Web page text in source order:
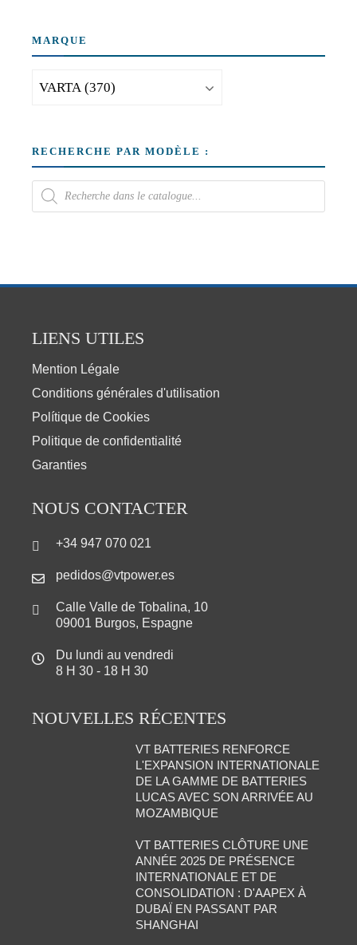
MARQUE
RECHERCHE PAR MODÈLE :
LIENS UTILES
Mention Légale
Conditions générales d'utilisation
Polítique de Cookies
Politique de confidentialité
Garanties
NOUS CONTACTER
+34 947 070 021
pedidos@vtpower.es
Calle Valle de Tobalina, 10
09001 Burgos, Espagne
Du lundi au vendredi
8 H 30 - 18 H 30
NOUVELLES RÉCENTES
VT BATTERIES RENFORCE
L'EXPANSION INTERNATIONALE
DE LA GAMME DE BATTERIES
LUCAS AVEC SON ARRIVÉE AU
MOZAMBIQUE
VT BATTERIES CLÔTURE UNE
ANNÉE 2025 DE PRÉSENCE
INTERNATIONALE ET DE
CONSOLIDATION : D'AAPEX À
DUBAÏ EN PASSANT PAR
SHANGHAI